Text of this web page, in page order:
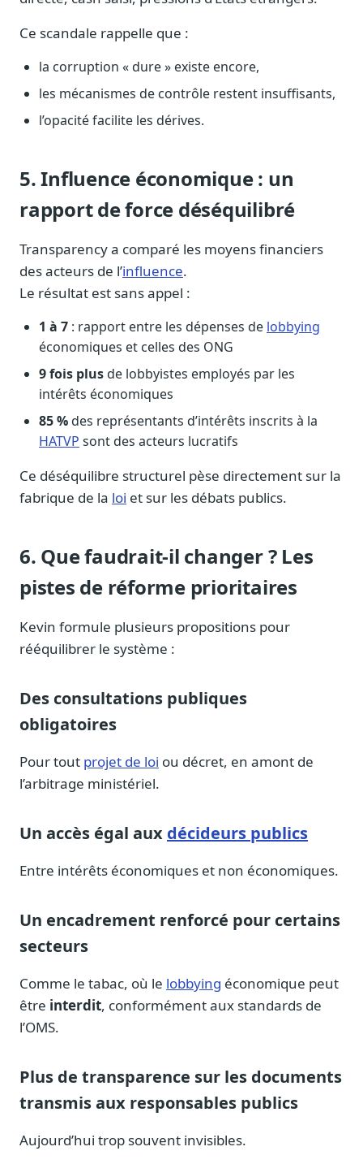
Ce scandale rappelle que :
la corruption « dure » existe encore,
les mécanismes de contrôle restent insuffisants,
l’opacité facilite les dérives.
5. Influence économique : un
rapport de force déséquilibré
Transparency a comparé les moyens financiers
des acteurs de l’influence.
Le résultat est sans appel :
1 à 7 : rapport entre les dépenses de lobbying
économiques et celles des ONG
9 fois plusde lobbyistes employés par les
intérêts économiques
85 %des représentants d’intérêts inscrits à la
HATVP sont des acteurs lucratifs
Ce déséquilibre structurel pèse directement sur la
fabrique de la loi et sur les débats publics.
6. Que faudrait-il changer ? Les
pistes de réforme prioritaires
Kevin formule plusieurs propositions pour
rééquilibrer le système :
Des consultations publiques
obligatoires
Pour tout projet de loi ou décret, en amont de
l’arbitrage ministériel.
Un accès égal aux décideurs publics
Entre intérêts économiques et non économiques.
Un encadrement renforcé pour certains
secteurs
Comme le tabac, où le lobbying économique peut
être interdit, conformément aux standards de
l’OMS.
Plus de transparence sur les documents
transmis aux responsables publics
Aujourd’hui trop souvent invisibles.